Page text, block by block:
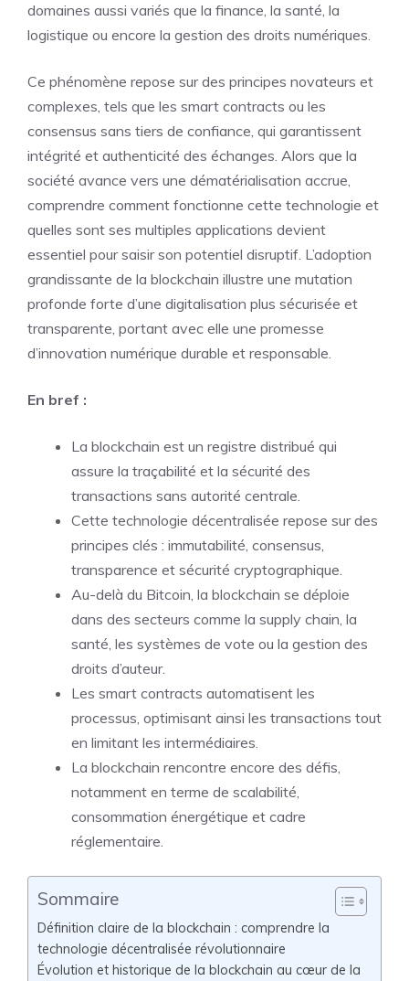
domaines aussi variés que la finance, la santé, la
logistique ou encore la gestion des droits numériques.
Ce phénomène repose sur des principes novateurs et
complexes, tels que les smart contracts ou les
consensus sans tiers de confiance, qui garantissent
intégrité et authenticité des échanges. Alors que la
société avance vers une dématérialisation accrue,
comprendre comment fonctionne cette technologie et
quelles sont ses multiples applications devient
essentiel pour saisir son potentiel disruptif. L’adoption
grandissante de la blockchain illustre une mutation
profonde forte d’une digitalisation plus sécurisée et
transparente, portant avec elle une promesse
d’innovation numérique durable et responsable.
En bref :
La blockchain est un registre distribué qui
assure la traçabilité et la sécurité des
transactions sans autorité centrale.
Cette technologie décentralisée repose sur des
principes clés : immutabilité, consensus,
transparence et sécurité cryptographique.
Au-delà du Bitcoin, la blockchain se déploie
dans des secteurs comme la supply chain, la
santé, les systèmes de vote ou la gestion des
droits d’auteur.
Les smart contracts automatisent les
processus, optimisant ainsi les transactions tout
en limitant les intermédiaires.
La blockchain rencontre encore des défis,
notamment en terme de scalabilité,
consommation énergétique et cadre
réglementaire.
Sommaire
Définition claire de la blockchain : comprendre la
technologie décentralisée révolutionnaire
Évolution et historique de la blockchain au cœur de la